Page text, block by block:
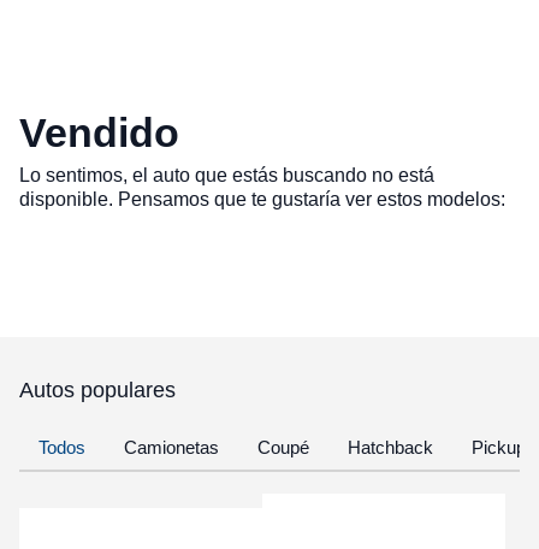
Vendido
Lo sentimos, el auto que estás buscando no está
disponible. Pensamos que te gustaría ver estos modelos:
Autos populares
Todos Camionetas Coupé Hatchback Pickup